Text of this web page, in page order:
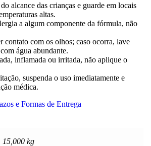
alcance das crianças e guarde em locais
altas.
a algum componente da fórmula, não
contato com os olhos; caso ocorra, lave
água abundante.
inflamada ou irritada, não aplique o
suspenda o uso imediatamente e
médica.
e Formas de Entrega
15,000 kg